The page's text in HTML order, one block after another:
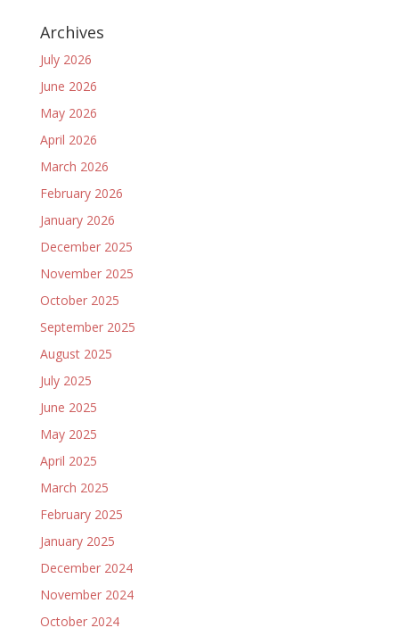
Archives
July 2026
June 2026
May 2026
April 2026
March 2026
February 2026
January 2026
December 2025
November 2025
October 2025
September 2025
August 2025
July 2025
June 2025
May 2025
April 2025
March 2025
February 2025
January 2025
December 2024
November 2024
October 2024